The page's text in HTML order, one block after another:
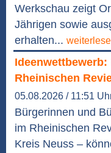
Werkschau zeigt
Jährigen sowie
erhalten...
Rheinischen
05.08.2026 / 11:51
Bürgerinnen und
im Rheinischen
Kreis Neuss –